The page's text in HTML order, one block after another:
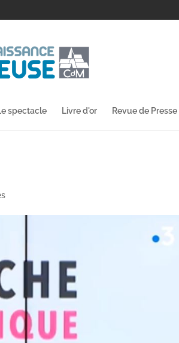
spectacle Livre d'or Revue de Presse